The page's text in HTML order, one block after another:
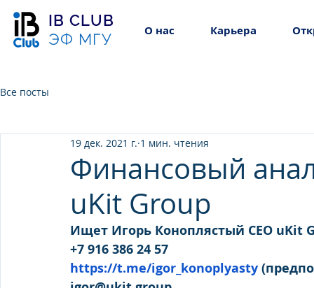
IB CLUB
ЭФ МГУ
О нас Карьера
Все посты
Финансовый
uKit Group
19 дек. 2021 г. 1 мин. чтения
Ищет Игорь Коноплястый CEO uKit
+7 916 386 24 57
https://t.me/igor_konoplyasty